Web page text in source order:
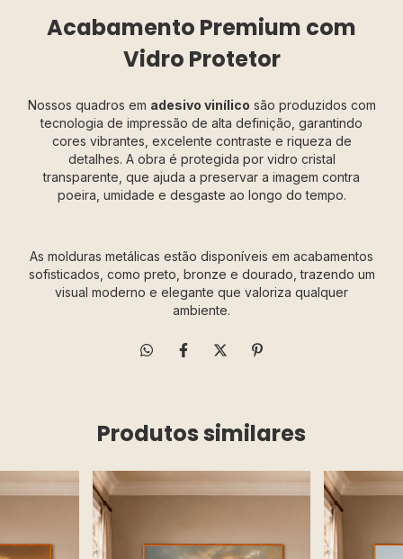
Acabamento Premium com
Vidro Protetor
Nossos quadros em adesivo vinílico são produzidos com
tecnologia de impressão de alta definição, garantindo
cores vibrantes, excelente contraste e riqueza de
detalhes. A obra é protegida por vidro cristal
transparente, que ajuda a preservar a imagem contra
poeira, umidade e desgaste ao longo do tempo.
As molduras metálicas estão disponíveis em acabamentos
sofisticados, como preto, bronze e dourado, trazendo um
visual moderno e elegante que valoriza qualquer
ambiente.
Produtos similares